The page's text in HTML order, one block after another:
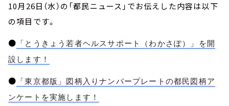
10月26日（水）の「都民ニュース」でお伝えした内容は以下
の項目です。
● 「とうきょう若者ヘルスサポート（わかさぽ）」を開
設します！
● 「東京都版」図柄入りナンバープレートの都民図柄ア
ンケートを実施します！